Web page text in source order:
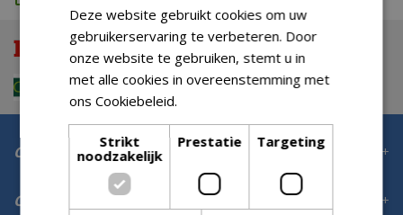
Contact
Openingstijden
Deze website gebruikt cookies om uw
gebruikerservaring te verbeteren. Door
onze website te gebruiken, stemt u in
met alle cookies in overeenstemming met
ons Cookiebeleid.
Strikt
noodzakelijk
Prestatie Targeting